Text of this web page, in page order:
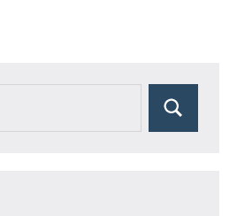
Pesquisar